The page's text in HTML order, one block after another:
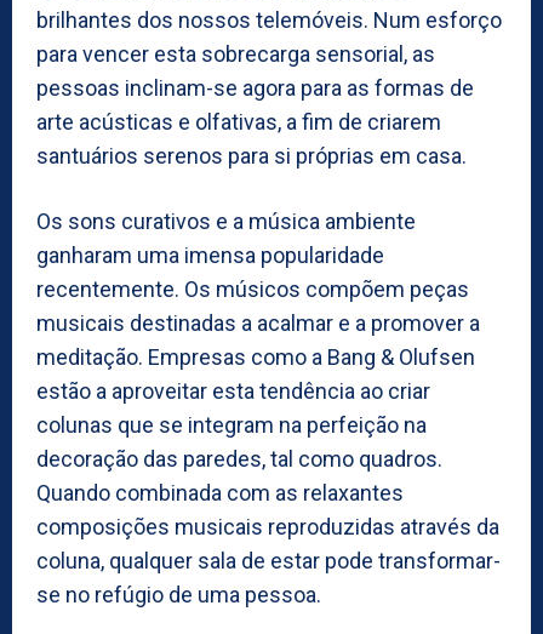
brilhantes dos nossos telemóveis. Num esforço
para vencer esta sobrecarga sensorial, as
pessoas inclinam-se agora para as formas de
arte acústicas e olfativas, a fim de criarem
santuários serenos para si próprias em casa.
Os sons curativos e a música ambiente
ganharam uma imensa popularidade
recentemente. Os músicos compõem peças
musicais destinadas a acalmar e a promover a
meditação. Empresas como a Bang & Olufsen
estão a aproveitar esta tendência ao criar
colunas que se integram na perfeição na
decoração das paredes, tal como quadros.
Quando combinada com as relaxantes
composições musicais reproduzidas através da
coluna, qualquer sala de estar pode transformar-
se no refúgio de uma pessoa.